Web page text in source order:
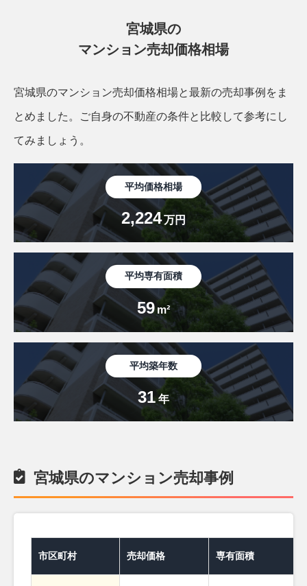
宮城県の
マンション売却価格相場
宮城県のマンション売却価格相場と最新の売却事例をま
とめました。 ご自身の不動産の条件と比較して参考にし
てみましょう。
平均価格相場
2,224万円
平均専有面積
59 m²
平均築年数
31 年
宮城県のマンション売却事例
市区町村 売却価格 専有面積